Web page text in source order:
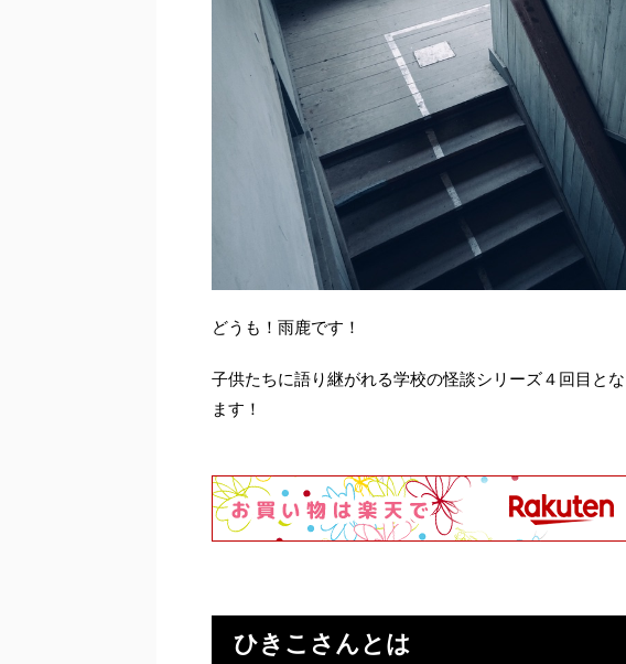
どうも！雨鹿です！
子供たちに語り継がれる学校の怪談シリーズ４回目と
ます！
ひきこさんとは